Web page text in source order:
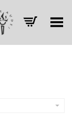
Toggle Menu